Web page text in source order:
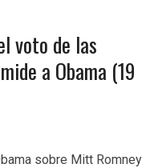
voto de las
a Obama (19
sobre Mitt Romney